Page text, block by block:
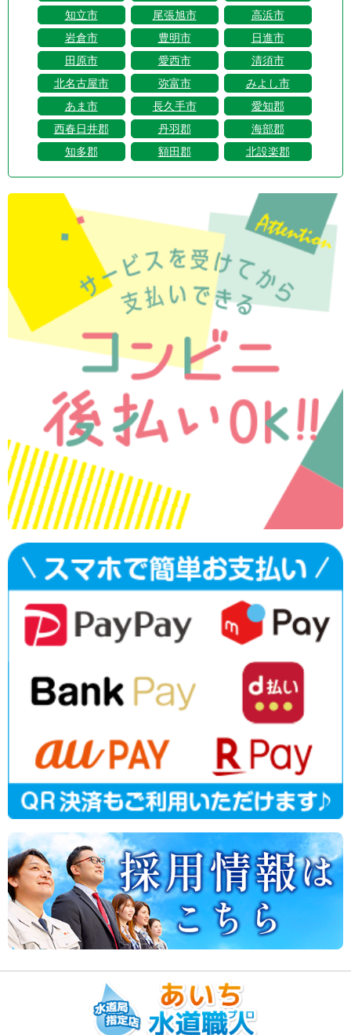
知立市
尾張旭市
高浜市
岩倉市
豊明市
日進市
田原市
愛西市
清須市
北名古屋市
弥富市
みよし市
あま市
長久手市
愛知郡
西春日井郡
丹羽郡
海部郡
知多郡
額田郡 北設楽郡